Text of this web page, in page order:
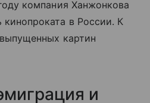
компания Ханжонкова
кинопроката в России. К
картин
и